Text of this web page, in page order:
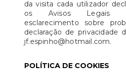
da visita cada utilizador
os Avisos Legais
esclarecimento sobre
declaração de privacidade
jf.espinho@hotmail.com.
POLÍTICA DE COOKIES